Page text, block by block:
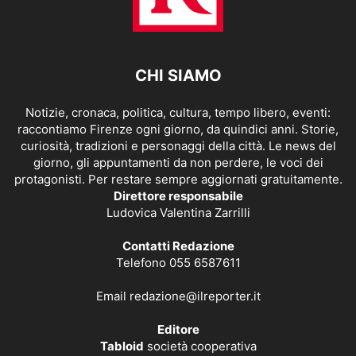
CHI SIAMO
Notizie, cronaca, politica, cultura, tempo libero, eventi:
raccontiamo Firenze ogni giorno, da quindici anni. Storie,
curiosità, tradizioni e personaggi della città. Le news del
giorno, gli appuntamenti da non perdere, le voci dei
protagonisti. Per restare sempre aggiornati gratuitamente.
Direttore responsabile
Ludovica Valentina Zarrilli
Contatti Redazione
Telefono 055 6587611
Email redazione@ilreporter.it
Editore
Tabloid società cooperativa